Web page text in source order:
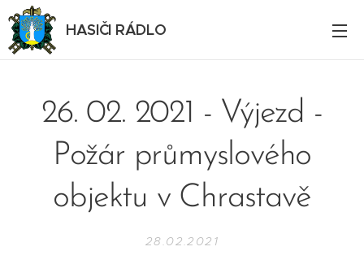
HASIČI RÁDLO
26. 02. 2021 - Výjezd -
Požár průmyslového
objektu v Chrastavě
28.02.2021